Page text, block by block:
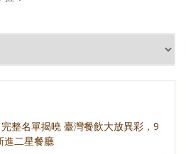
整名單揭曉 臺灣餐飲大放異彩，9
進二星餐廳